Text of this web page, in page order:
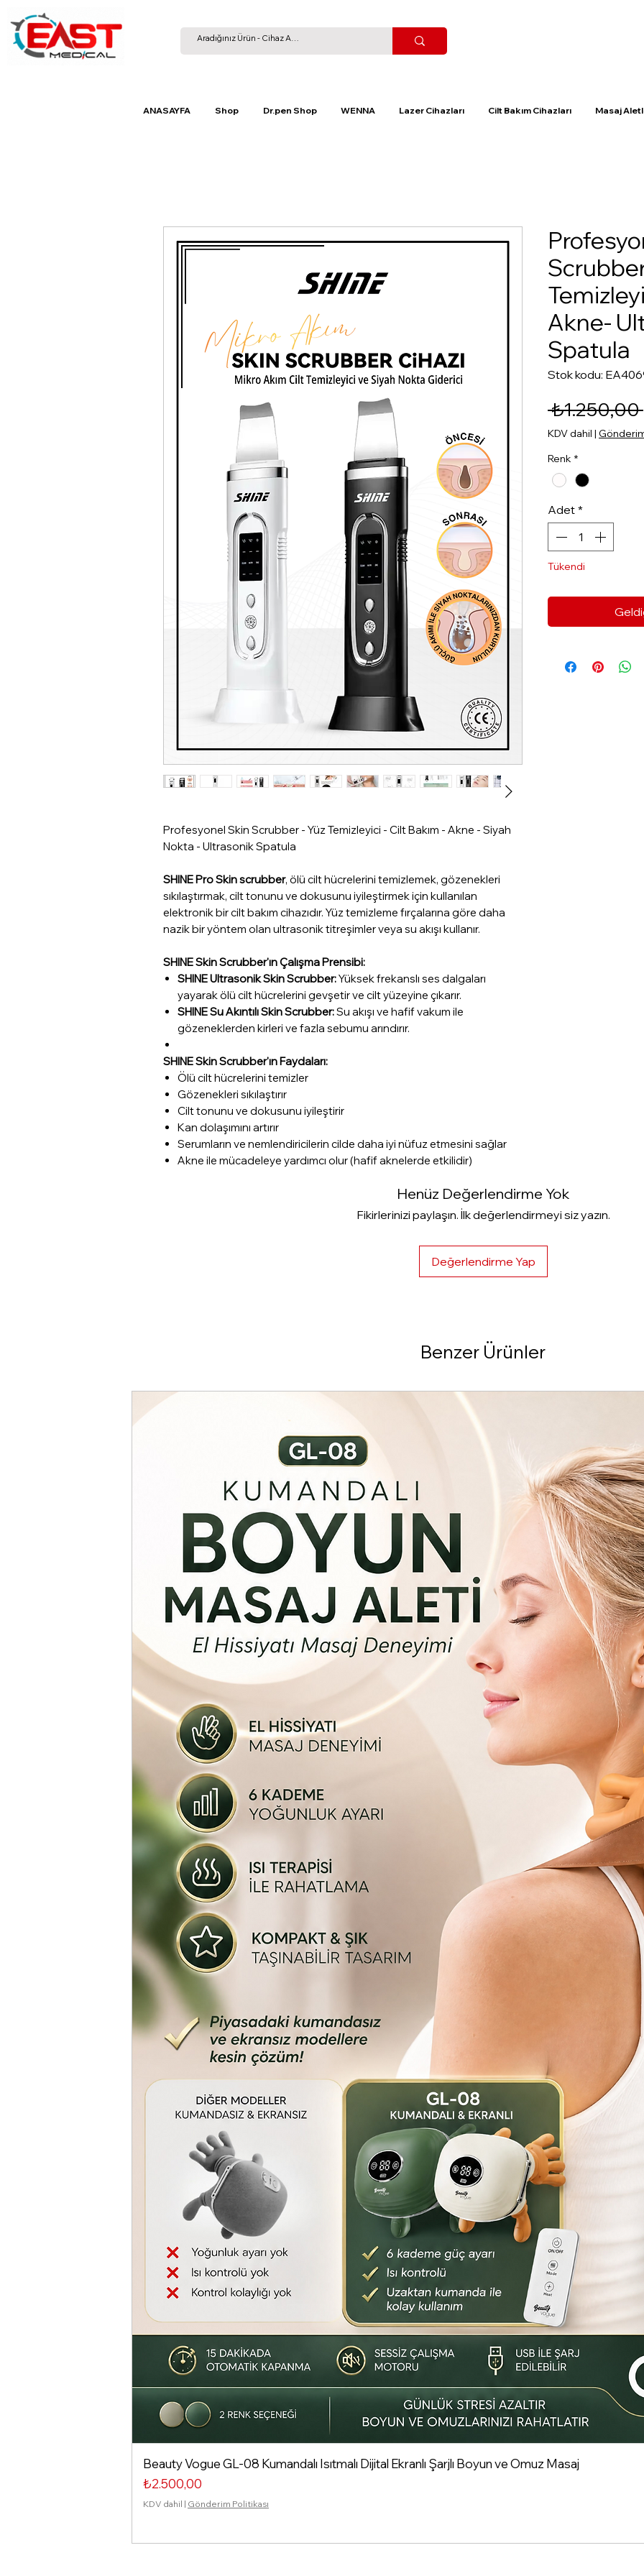
ANASAYFA Shop Dr.pen Shop WENNA Lazer Cihazları Cilt Bakım Cihazları Masaj
Profesyonel Skin Scrubber - Yüz Temizleyici - Cilt Bakım - Akne - Siyah
Nokta - Ultrasonik Spatula
SHINE Pro Skin scrubber, ölü cilt hücrelerini temizlemek, gözenekleri
sıkılaştırmak, cilt tonunu ve dokusunu iyileştirmek için kullanılan
elektronik bir cilt bakım cihazıdır. Yüz temizleme fırçalarına göre daha
nazik bir yöntem olan ultrasonik titreşimler veya su akışı kullanır.
SHINE Skin Scrubber'ın Çalışma Prensibi:
SHINE Ultrasonik Skin Scrubber:Yüksek frekanslı ses dalgaları
yayarak ölü cilt hücrelerini gevşetir ve cilt yüzeyine çıkarır.
SHINE Su Akıntılı Skin Scrubber:Su akışı ve hafif vakum ile
gözeneklerden kirleri ve fazla sebumu arındırır.
SHINE Skin Scrubber'ın Faydaları:
Ölü cilt hücrelerini temizler
Gözenekleri sıkılaştırır
Cilt tonunu ve dokusunu iyileştirir
Kan dolaşımını artırır
Serumların ve nemlendiricilerin cilde daha iyi nüfuz etmesini sağlar
Akne ile mücadeleye yardımcı olur (hafif aknelerde etkilidir)
Akne-
Spatula
Stok kodu:
₺1.250,00
KDV dahil |
Renk *
Adet *
Tükendi
Henüz Değerlendirme Yok
Fikirlerinizi paylaşın. İlk değerlendirmeyi siz yazın.
Değerlendirme Yap
Benzer Ürünler
Beauty Vogue GL-08 Kumandalı Isıtmalı Dijital Ekranlı Şarjlı Boyun ve Omuz Masaj
Fiyat
₺2.500,00
KDV dahil | Gönderim Politikası